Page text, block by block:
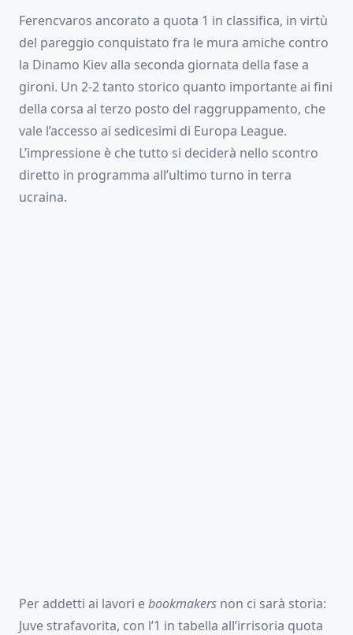
Ferencvaros ancorato a quota 1 in classifica, in virtù
del pareggio conquistato fra le mura amiche contro
la Dinamo Kiev alla seconda giornata della fase a
gironi. Un 2-2 tanto storico quanto importante ai fini
della corsa al terzo posto del raggruppamento, che
vale l’accesso ai sedicesimi di Europa League.
L’impressione è che tutto si deciderà nello scontro
diretto in programma all’ultimo turno in terra
ucraina.
Per addetti ai lavori ebookmakers non ci sarà storia:
Juve strafavorita, con l’1 in tabella all’irrisoria quota